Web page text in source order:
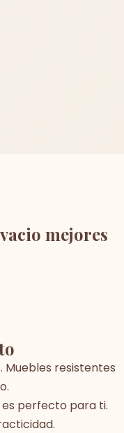
mejores
Muebles resistentes
perfecto para ti.